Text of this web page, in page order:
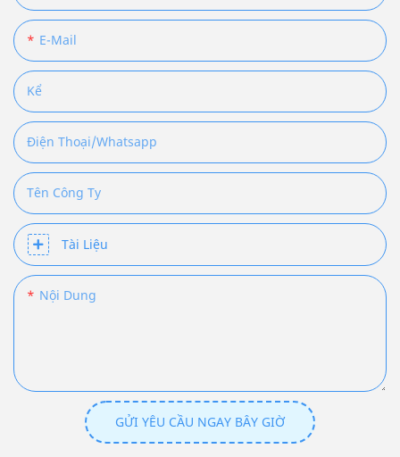
E-Mail
Kể
Điện Thoại/Whatsapp
Tên Công Ty
Tài Liệu
Nội Dung
GỬI YÊU CẦU NGAY BÂY GIỜ